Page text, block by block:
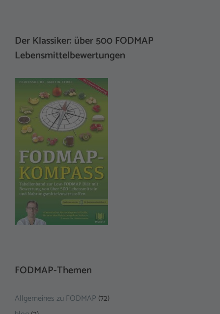
Der Klassiker: über 500 FODMAP
Lebensmittelbewertungen
FODMAP-Themen
Allgemeines zu FODMAP (72)